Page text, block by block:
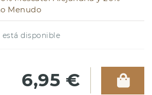
Menudo
disponible
6,95 €